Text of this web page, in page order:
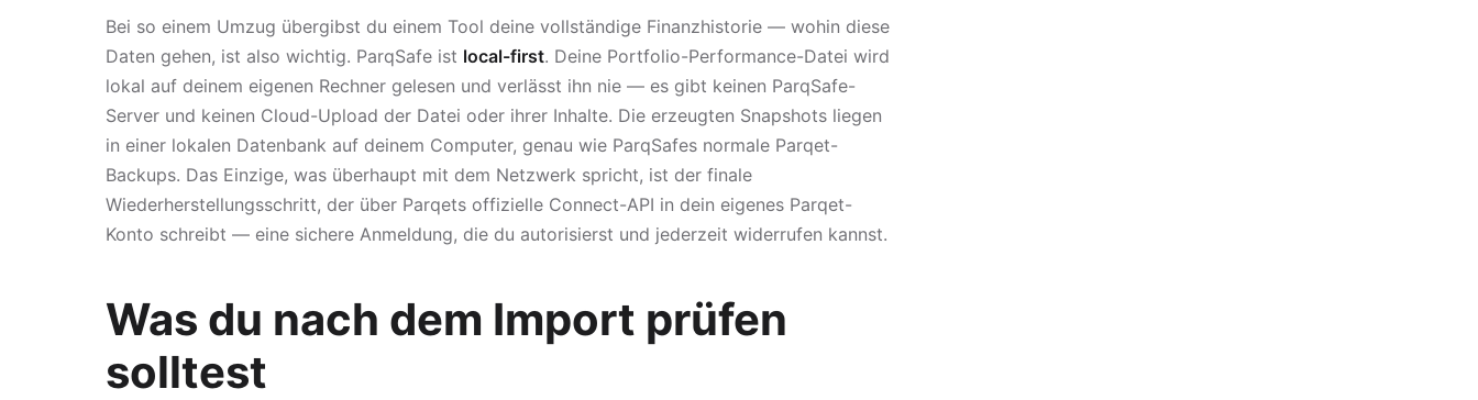
Bei so einem Umzug übergibst du einem Tool deine vollständige Finanzhistorie — wohin diese
Daten gehen, ist also wichtig. ParqSafe ist local-first. Deine Portfolio-Performance-Datei wird
lokal auf deinem eigenen Rechner gelesen und verlässt ihn nie — es gibt keinen ParqSafe-
Server und keinen Cloud-Upload der Datei oder ihrer Inhalte. Die erzeugten Snapshots liegen
in einer lokalen Datenbank auf deinem Computer, genau wie ParqSafes normale Parqet-
Backups. Das Einzige, was überhaupt mit dem Netzwerk spricht, ist der finale
Wiederherstellungsschritt, der über Parqets offizielle Connect-API in dein eigenes Parqet-
Konto schreibt — eine sichere Anmeldung, die du autorisierst und jederzeit widerrufen kannst.
Was du nach dem Import prüfen
solltest